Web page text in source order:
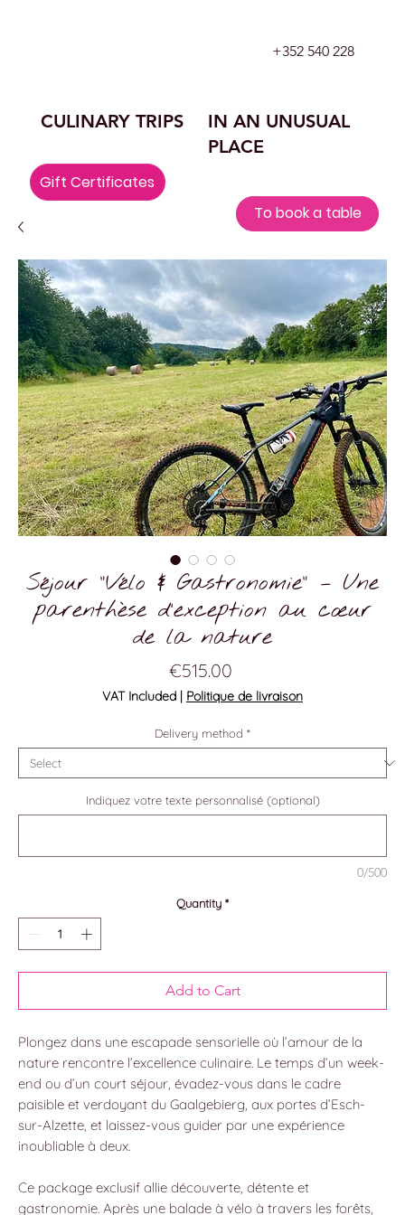
Gift Certificates
CULINARY TRIPS
IN AN UNUSUAL
PLACE
+352 540 228
To book a table
Séjour "Vélo & Gastronomie" – Une
parenthèse d’exception au cœur
de la nature
€515.00Price
VAT Included | Politique de livraison
Delivery method *
Indiquez votre texte personnalisé (optional)
0/500
Quantity *
Add to Cart
Plongez dans une escapade sensorielle où l’amour de la
nature rencontre l’excellence culinaire. Le temps d’un week-
end ou d’un court séjour, évadez-vous dans le cadre
paisible et verdoyant du Gaalgebierg, aux portes d’Esch-
sur-Alzette, et laissez-vous guider par une expérience
inoubliable à deux.
Ce package exclusif allie découverte, détente et
gastronomie. Après une balade à vélo à travers les forêts,